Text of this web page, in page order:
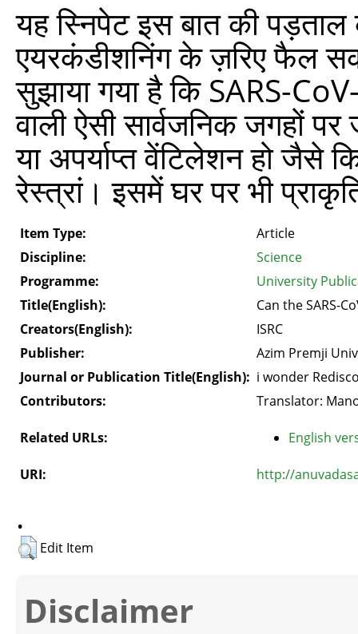
यह स्निपेट इस बात की
एयरकंडीशनिंग के ज़रिए फैल
सुझाया गया है कि SARS-
वाली ऐसी सार्वजनिक जगहों
या अपर्याप्त वेंटिलेशन हो जैसे
रेस्त्रां। इसमें घर पर भी
Item Type:
Article
Discipline:
Science
Programme:
University
Title(English):
Can the SARS-
Creators(English):
ISRC
Publisher:
Azim Premji
Journal or Publication Title(English): i wonder
Contributors:
Translator:
Related URLs: English
URI: http://
.
Edit Item
Disclaimer